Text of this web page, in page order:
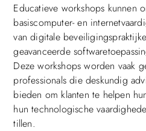
Educatieve workshops kunnen
basiscomputer- en
van digitale
geavanceerde
Deze workshops worden vaak
professionals die deskundig
bieden om klanten te helpen
hun technologische
tillen.